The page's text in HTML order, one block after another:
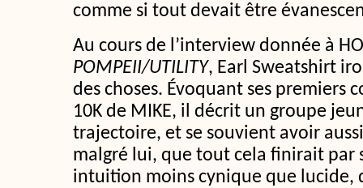
comme si tout devait être
Au cours de l’interview donnée à
POMPEII/UTILITY, Earl Sweatshirt
des choses. Évoquant ses premiers
10K de MIKE, il décrit un groupe
trajectoire, et se souvient avoir
malgré lui, que tout cela finirait par
intuition moins cynique que lucide,